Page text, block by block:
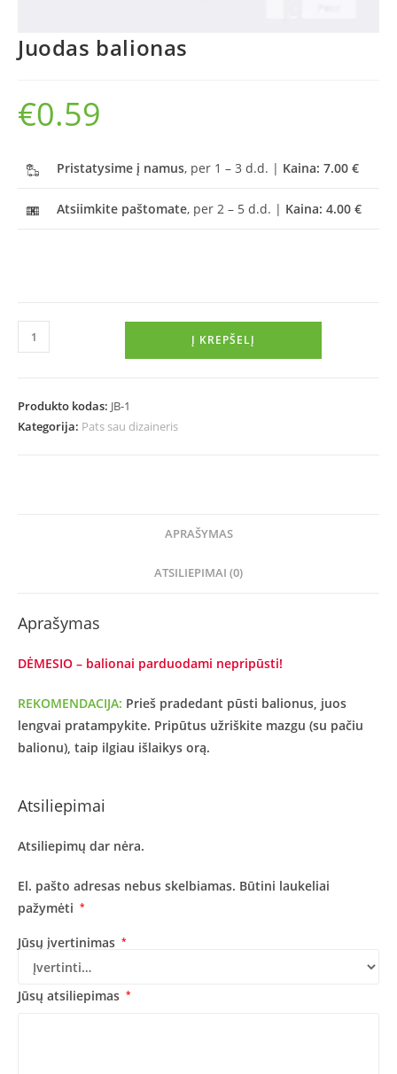
Juodas balionas
€0.59
Pristatysime į namus, per 1 – 3 d.d. | Kaina: 7.00 €
Atsiimkite paštomate, per 2 – 5 d.d. | Kaina: 4.00 €
Į KREPŠELĮ
Produkto kodas: JB-1
Kategorija: Pats sau dizaineris
APRAŠYMAS
ATSILIEPIMAI (0)
Aprašymas
DĖMESIO – balionai parduodami nepripūsti!
REKOMENDACIJA: Prieš pradedant pūsti balionus, juos
lengvai pratampykite. Pripūtus užriškite mazgu (su pačiu
balionu), taip ilgiau išlaikys orą.
Atsiliepimai
Atsiliepimų dar nėra.
El. pašto adresas nebus skelbiamas. Būtini laukeliai
pažymėti *
Jūsų įvertinimas *
Jūsų atsiliepimas *